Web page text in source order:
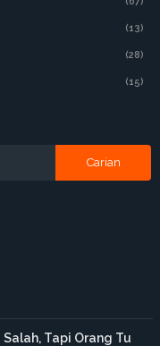
(13)
(28)
(15)
Tapi Orang Tu